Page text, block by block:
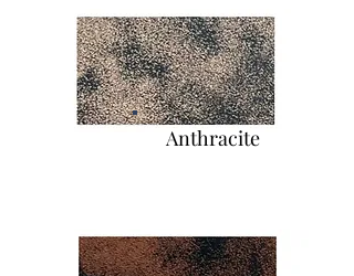
Anthracite